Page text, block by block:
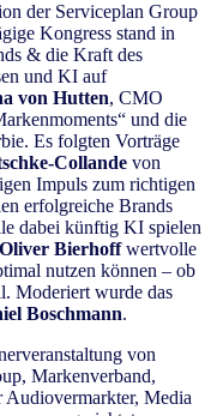
der Serviceplan Group
Kongress stand in
& die Kraft des
und KI auf
von Hutten, CMO
und die
Es folgten Vorträge
Collande von
Impuls zum richtigen
erfolgreiche Brands
dabei künftig KI spielen
Oliver Bierhoffwertvolle
nutzen können – ob
Moderiert wurde das
Boschmann.
von
Markenverband,
Media